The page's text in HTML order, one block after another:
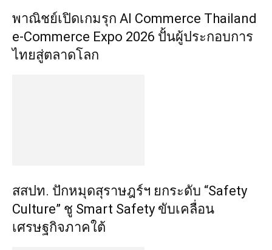
พาณิชย์เปิดเกมรุก AI Commerce Thailand
e-Commerce Expo 2026 ปั้นผู้ประกอบการ
ไทยสู่ตลาดโลก
สสปท. ปักหมุดสุราษฎร์ฯ ยกระดับ “Safety
Culture” ชู Smart Safety ขับเคลื่อน
เศรษฐกิจภาคใต้